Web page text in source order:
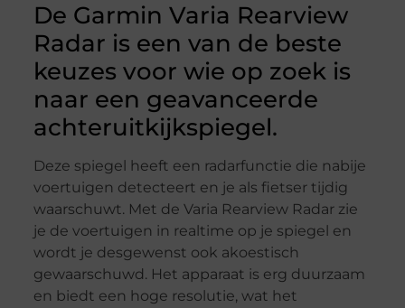
De Garmin Varia Rearview
Radar is een van de beste
keuzes voor wie op zoek is
naar een geavanceerde
achteruitkijkspiegel.
Deze spiegel heeft een radarfunctie die nabije
voertuigen detecteert en je als fietser tijdig
waarschuwt. Met de Varia Rearview Radar zie
je de voertuigen in realtime op je spiegel en
wordt je desgewenst ook akoestisch
gewaarschuwd. Het apparaat is erg duurzaam
en biedt een hoge resolutie, wat het